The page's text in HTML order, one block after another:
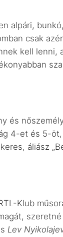
alpári,
csak
kell lenni,
és
4-et és 5-
áliász
Klub
Lev